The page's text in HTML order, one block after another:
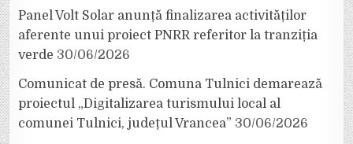
Panel Volt Solar anunță finalizarea activităților
aferente unui proiect PNRR referitor la tranziția
verde 30/06/2026
Comunicat de presă. Comuna Tulnici demarează
proiectul „Digitalizarea turismului local al
comunei Tulnici, județul Vrancea” 30/06/2026